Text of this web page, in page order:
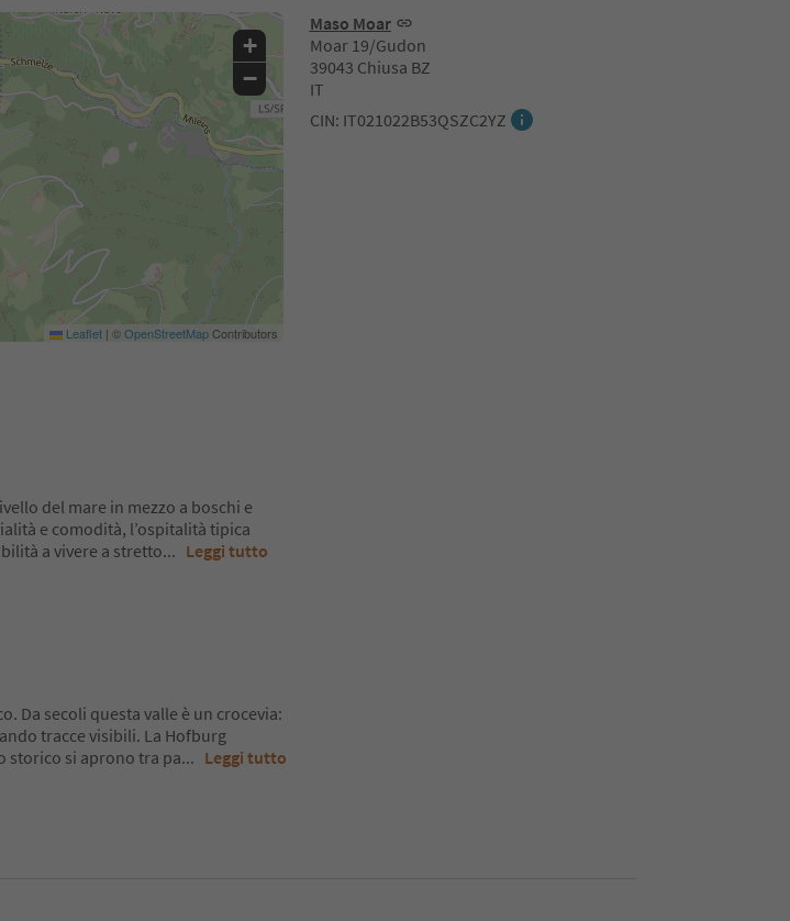
Maso Moar
Moar 19/Gudon
39043 Chiusa BZ
IT
CIN: IT021022B53QSZC2YZ
+
−
Leaflet | ©OpenStreetMapContributors
del mare in mezzo a boschi e
e comodità, l’ospitalità tipica
a vivere a stretto... Leggi tutto
Da secoli questa valle è un crocevia:
tracce visibili. La Hofburg
storico si aprono tra pa... Leggi tutto